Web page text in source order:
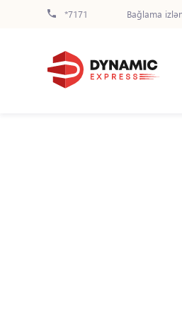
*7171 Bağlama